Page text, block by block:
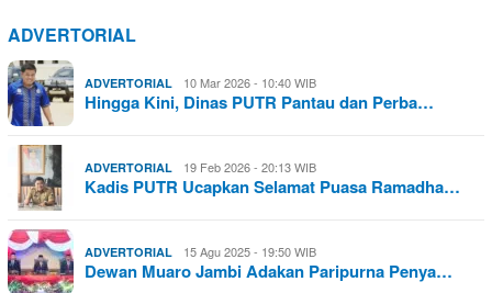
ADVERTORIAL
ADVERTORIAL 10 Mar 2026 - 10:40 WIB
Hingga Kini, Dinas PUTR Pantau dan Perba…
ADVERTORIAL 19 Feb 2026 - 20:13 WIB
Kadis PUTR Ucapkan Selamat Puasa Ramadha…
ADVERTORIAL 15 Agu 2025 - 19:50 WIB
Dewan Muaro Jambi Adakan Paripurna Penya…